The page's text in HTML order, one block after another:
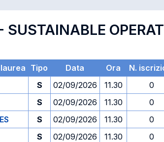
SUSTAINABLE
Tipo Data Ora N.
S 02/09/2026 11.30 0
S 02/09/2026 11.30 0
S 02/09/2026 11.30 0
S 02/09/2026 11.30 0